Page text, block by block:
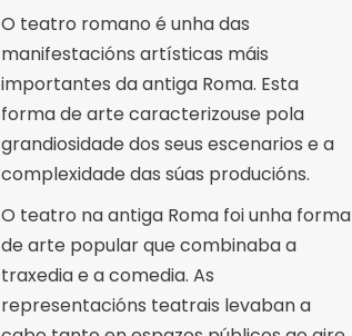
O teatro romano é unha das
manifestacións artísticas máis
importantes da antiga Roma. Esta
forma de arte caracterizouse pola
grandiosidade dos seus escenarios e a
complexidade das súas producións.
O teatro na antiga Roma foi unha forma
de arte popular que combinaba a
traxedia e a comedia. As
representacións teatrais levaban a